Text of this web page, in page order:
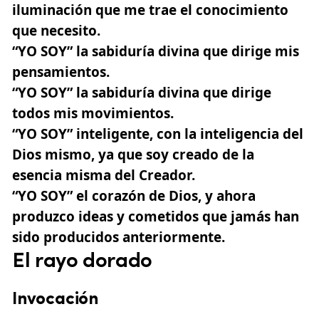
iluminación que me trae el conocimiento
que necesito.
“YO SOY” la sabiduría divina que dirige mis
pensamientos.
“YO SOY” la sabiduría divina que dirige
todos mis movimientos.
“YO SOY” inteligente, con la inteligencia del
Dios mismo, ya que soy creado de la
esencia misma del Creador.
“YO SOY”el corazón de Dios, y ahora
produzco ideas y cometidos que jamás han
sido producidos anteriormente.
El rayo dorado
Invocación